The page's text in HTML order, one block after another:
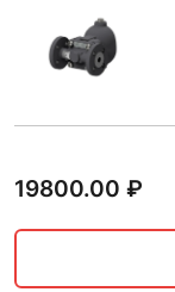
19800.00 ₽